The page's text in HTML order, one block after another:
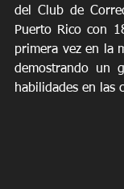
del Club de
Puerto Rico con
primera vez en la
demostrando un
habilidades en las